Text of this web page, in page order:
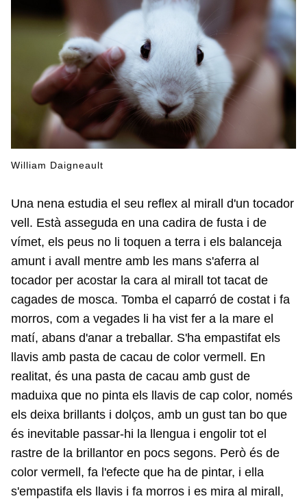
William Daigneault
Una nena estudia el seu reflex al mirall d'un tocador
vell. Està asseguda en una cadira de fusta i de
vímet, els peus no li toquen a terra i els balanceja
amunt i avall mentre amb les mans s'aferra al
tocador per acostar la cara al mirall tot tacat de
cagades de mosca. Tomba el caparró de costat i fa
morros, com a vegades li ha vist fer a la mare el
matí, abans d'anar a treballar. S'ha empastifat els
llavis amb pasta de cacau de color vermell. En
realitat, és una pasta de cacau amb gust de
maduixa que no pinta els llavis de cap color, només
els deixa brillants i dolços, amb un gust tan bo que
és inevitable passar-hi la llengua i engolir tot el
rastre de la brillantor en pocs segons. Però és de
color vermell, fa l'efecte que ha de pintar, i ella
s'empastifa els llavis i fa morros i es mira al mirall,